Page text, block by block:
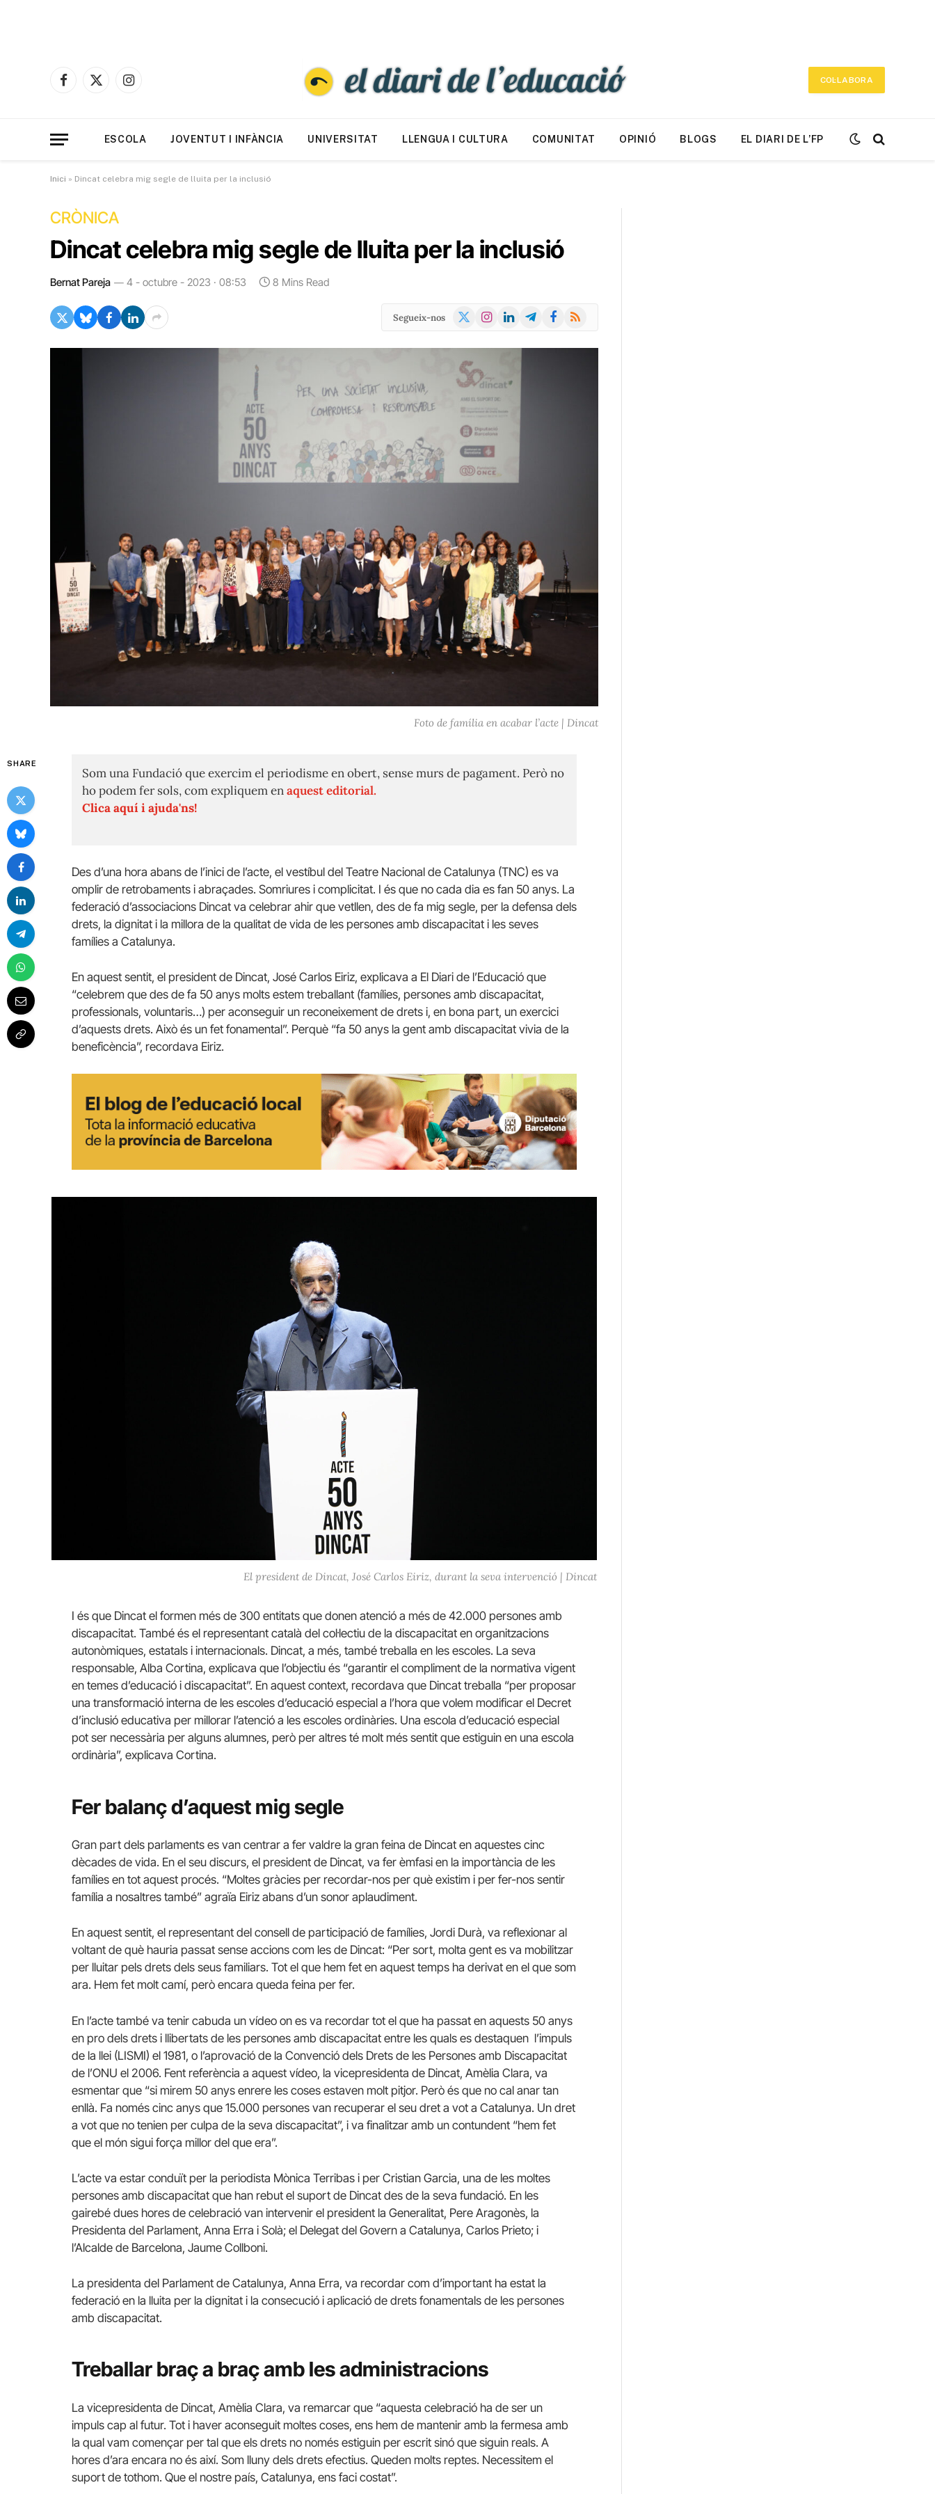
Facebook
X
Instagram
COL·LABORA
ESCOLA JOVENTUT I INFÀNCIA UNIVERSITAT LLENGUA I CULTURA COMUNITAT OPINIÓ BLOGS EL DIARI DE L’FP
Inici » Dincat celebra mig segle de lluita per la inclusió
CRÒNICA
Dincat celebra mig segle de lluita per la inclusió
Bernat Pareja 4 - octubre - 2023 · 08:53 8 Mins Read
Segueix-nos
X
Instagram
LinkedInTelegramFacebook
RSS
Foto de família en acabar l’acte | Dincat
SHARE
Som una Fundació que exercim el periodisme en obert, sense murs de pagament. Però no
ho podem fer sols, com expliquem enaquest editorial.
Clica aquí i ajuda'ns!
Des d’una hora abans de l’inici de l’acte, el vestíbul del Teatre Nacional de Catalunya (TNC) es va
omplir de retrobaments i abraçades. Somriures i complicitat. I és que no cada dia es fan 50 anys. La
federació d’associacions Dincat va celebrar ahir que vetllen, des de fa mig segle, per la defensa dels
drets, la dignitat i la millora de la qualitat de vida de les persones amb discapacitat i les seves
famílies a Catalunya.
En aquest sentit, el president de Dincat, José Carlos Eiriz, explicava a El Diari de l’Educació que
“celebrem que des de fa 50 anys molts estem treballant (famílies, persones amb discapacitat,
professionals, voluntaris…) per aconseguir un reconeixement de drets i, en bona part, un exercici
d’aquests drets. Això és un fet fonamental”. Perquè “fa 50 anys la gent amb discapacitat vivia de la
beneficència”, recordava Eiriz.
El president de Dincat, José Carlos Eiriz, durant la seva intervenció | Dincat
I és que Dincat el formen més de 300 entitats que donen atenció a més de 42.000 persones amb
discapacitat. També és el representant català del col·lectiu de la discapacitat en organitzacions
autonòmiques, estatals i internacionals. Dincat, a més, també treballa en les escoles. La seva
responsable, Alba Cortina, explicava que l’objectiu és “garantir el compliment de la normativa vigent
en temes d’educació i discapacitat”. En aquest context, recordava que Dincat treballa “per proposar
una transformació interna de les escoles d’educació especial a l’hora que volem modificar el Decret
d’inclusió educativa per millorar l’atenció a les escoles ordinàries. Una escola d’educació especial
pot ser necessària per alguns alumnes, però per altres té molt més sentit que estiguin en una escola
ordinària”, explicava Cortina.
Fer balanç d’aquest mig segle
Gran part dels parlaments es van centrar a fer valdre la gran feina de Dincat en aquestes cinc
dècades de vida. En el seu discurs, el president de Dincat, va fer èmfasi en la importància de les
famílies en tot aquest procés. “Moltes gràcies per recordar-nos per què existim i per fer-nos sentir
família a nosaltres també” agraïa Eiriz abans d’un sonor aplaudiment.
En aquest sentit, el representant del consell de participació de famílies, Jordi Durà, va reflexionar al
voltant de què hauria passat sense accions com les de Dincat: “Per sort, molta gent es va mobilitzar
per lluitar pels drets dels seus familiars. Tot el que hem fet en aquest temps ha derivat en el que som
ara. Hem fet molt camí, però encara queda feina per fer.
En l’acte també va tenir cabuda un vídeo on es va recordar tot el que ha passat en aquests 50 anys
en pro dels drets i llibertats de les persones amb discapacitat entre les quals es destaquen l’impuls
de la llei (LISMI) el 1981, o l’aprovació de la Convenció dels Drets de les Persones amb Discapacitat
de l’ONU el 2006. Fent referència a aquest vídeo, la vicepresidenta de Dincat, Amèlia Clara, va
esmentar que “si mirem 50 anys enrere les coses estaven molt pitjor. Però és que no cal anar tan
enllà. Fa només cinc anys que 15.000 persones van recuperar el seu dret a vot a Catalunya. Un dret
a vot que no tenien per culpa de la seva discapacitat”, i va finalitzar amb un contundent “hem fet
que el món sigui força millor del que era”.
L’acte va estar conduït per la periodista Mònica Terribas i per Cristian Garcia, una de les moltes
persones amb discapacitat que han rebut el suport de Dincat des de la seva fundació. En les
gairebé dues hores de celebració van intervenir el president la Generalitat, Pere Aragonès, la
Presidenta del Parlament, Anna Erra i Solà; el Delegat del Govern a Catalunya, Carlos Prieto; i
l’Alcalde de Barcelona, Jaume Collboni.
La presidenta del Parlament de Catalunya, Anna Erra, va recordar com d’important ha estat la
federació en la lluita per la dignitat i la consecució i aplicació de drets fonamentals de les persones
amb discapacitat.
Treballar braç a braç amb les administracions
La vicepresidenta de Dincat, Amèlia Clara, va remarcar que “aquesta celebració ha de ser un
impuls cap al futur. Tot i haver aconseguit moltes coses, ens hem de mantenir amb la fermesa amb
la qual vam començar per tal que els drets no només estiguin per escrit sinó que siguin reals. A
hores d’ara encara no és així. Som lluny dels drets efectius. Queden molts reptes. Necessitem el
suport de tothom. Que el nostre país, Catalunya, ens faci costat”.